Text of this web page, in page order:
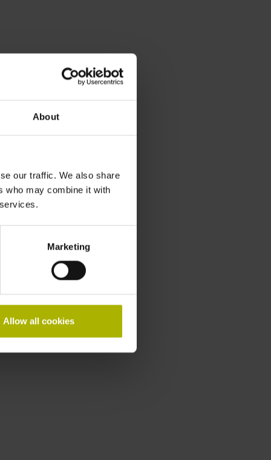
About
our traffic. We also share
who may combine it with
Marketing
Allow all cookies